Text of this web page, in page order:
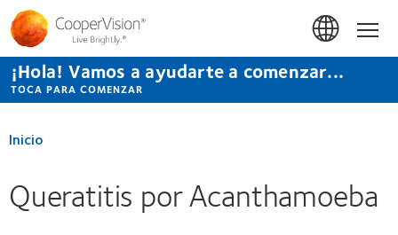
Pasar
contenido
principal
Inicio
¡Hola! Vamos a ayudarte a comenzar...
TOCA PARA COMENZAR
Inicio
Queratitis por Acanthamoeba